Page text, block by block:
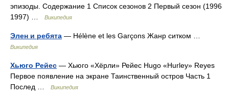
эпизоды. Содержание 1 Список сезонов 2 Первый сезон (1996
1997) …
Википедия
Элен и ребята — Hélène et les Garçons Жанр ситком …
Википедия
Хьюго Рейес — Хьюго «Хёрли» Рейес Hugo «Hurley» Reyes
Первое появление на экране Таинственный остров Часть 1
Послед …
Википедия